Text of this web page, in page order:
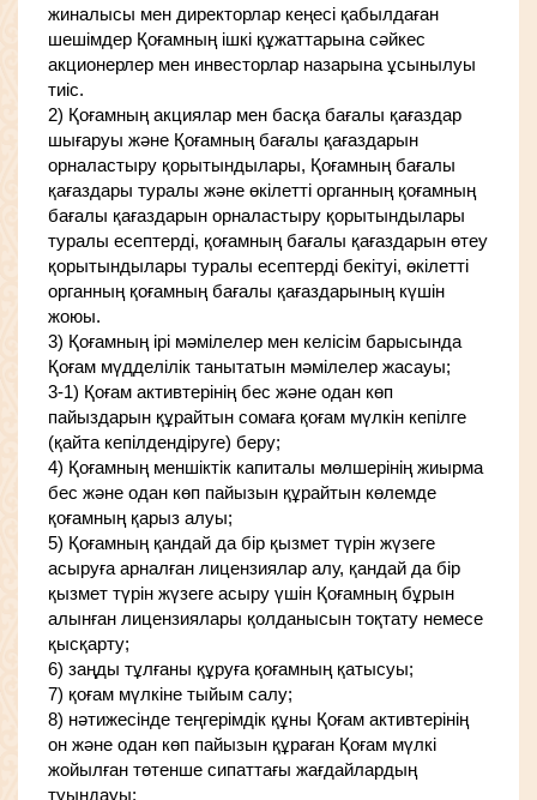
жиналысы мен директорлар кеңесі қабылдаған
шешімдер Қоғамның ішкі құжаттарына сәйкес
акционерлер мен инвесторлар назарына ұсынылуы
тиіс.
2) Қоғамның акциялар мен басқа бағалы қағаздар
шығаруы және Қоғамның бағалы қағаздарын
орналастыру қорытындылары, Қоғамның бағалы
қағаздары туралы және өкілетті органның қоғамның
бағалы қағаздарын орналастыру қорытындылары
туралы есептерді, қоғамның бағалы қағаздарын өтеу
қорытындылары туралы есептерді бекітуі, өкілетті
органның қоғамның бағалы қағаздарының күшін
жоюы.
3) Қоғамның ірі мәмілелер мен келісім барысында
Қоғам мүдделілік танытатын мәмілелер жасауы;
3-1) Қоғам активтерінің бес және одан көп
пайыздарын құрайтын сомаға қоғам мүлкін кепілге
(қайта кепілдендіруге) беру;
4) Қоғамның меншіктік капиталы мөлшерінің жиырма
бес және одан көп пайызын құрайтын көлемде
қоғамның қарыз алуы;
5) Қоғамның қандай да бір қызмет түрін жүзеге
асыруға арналған лицензиялар алу, қандай да бір
қызмет түрін жүзеге асыру үшін Қоғамның бұрын
алынған лицензиялары қолданысын тоқтату немесе
қысқарту;
6) заңды тұлғаны құруға қоғамның қатысуы;
7) қоғам мүлкіне тыйым салу;
8) нәтижесінде теңгерімдік құны Қоғам активтерінің
он және одан көп пайызын құраған Қоғам мүлкі
жойылған төтенше сипаттағы жағдайлардың
туындауы;